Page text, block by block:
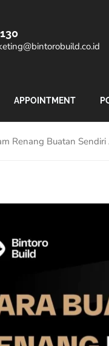
APPOINTMENT
Renang Buatan